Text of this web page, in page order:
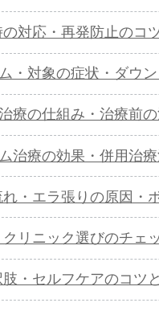
対応・再発防止のコ
・対象の症状・ダウ
療の仕組み・治療前
治療の効果・併用治
・エラ張りの原因・
リニック選びのチェ
・セルフケアのコツ